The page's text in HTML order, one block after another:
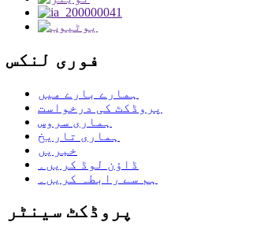
فوری لنکس
ہمارے بارے میں
پروڈکٹ کی درخواست
ہماری سروس
ہماری تاریخ
خبریں
ڈاؤن لوڈ کریں۔
ہم سے رابطہ کریں۔
پروڈکٹ سینٹر